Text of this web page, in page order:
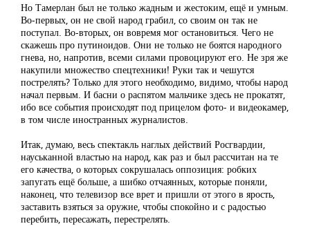
Но Тамерлан был не только жадным и жестоким, ещё и умным.
Во-первых, он не свой народ грабил, со своим он так не
поступал. Во-вторых, он вовремя мог остановиться. Чего не
скажешь про путиноидов. Они не только не боятся народного
гнева, но, напротив, всеми силами провоцируют его. Не зря же
накупили множество спецтехники! Руки так и чешутся
пострелять? Только для этого необходимо, видимо, чтобы народ
начал первым. И басни о распятом мальчике здесь не прокатят,
ибо все события происходят под прицелом фото- и видеокамер,
в том числе иностранных журналистов.
Итак, думаю, весь спектакль наглых действий Росгвардии,
науськанной властью на народ, как раз и был рассчитан на те
его качества, о которых сокрушалась оппозиция: робких
запугать ещё больше, а шибко отчаянных, которые поняли,
наконец, что телевизор все врет и пришли от этого в ярость,
заставить взяться за оружие, чтобы спокойно и с радостью
перебить, пересажать, перестрелять.